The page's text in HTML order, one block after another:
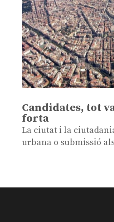
Candidates, tot
forta
La ciutat i la
urbana o submissió